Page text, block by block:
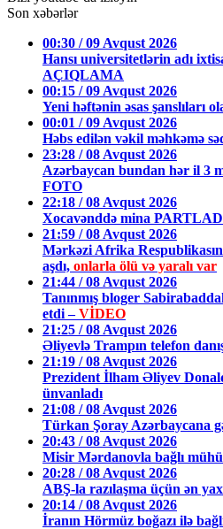
Son xəbərlər
00:30 / 09 Avqust 2026
Hansı universitetlərin adı
AÇIQLAMA
00:15 / 09 Avqust 2026
Yeni həftənin əsas şanslıları
00:01 / 09 Avqust 2026
Həbs edilən vəkil məhkəmə
23:28 / 08 Avqust 2026
Azərbaycan bundan hər il 3
FOTO
22:18 / 08 Avqust 2026
Xocavənddə mina
21:59 / 08 Avqust 2026
Mərkəzi Afrika
aşdı, onlarla ölü və yaralı var
21:44 / 08 Avqust 2026
Tanınmış bloger
etdi –VİDEO
21:25 / 08 Avqust 2026
Əliyevlə Trampın telefon
21:19 / 08 Avqust 2026
Prezident İlham Əliyev
ünvanladı
21:08 / 08 Avqust 2026
Türkan Şoray Azərbaycana
20:43 / 08 Avqust 2026
Misir Mərdanovla bağlı
20:28 / 08 Avqust 2026
ABŞ-la razılaşma üçün ən
20:14 / 08 Avqust 2026
İranın Hörmüz boğazı ilə